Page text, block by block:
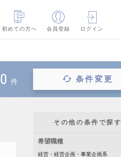
初めての方へ
会員登録 ログイン
0 件 条件変更
その他の条件で探す
希望職種
経営・経営企画・事業企画系